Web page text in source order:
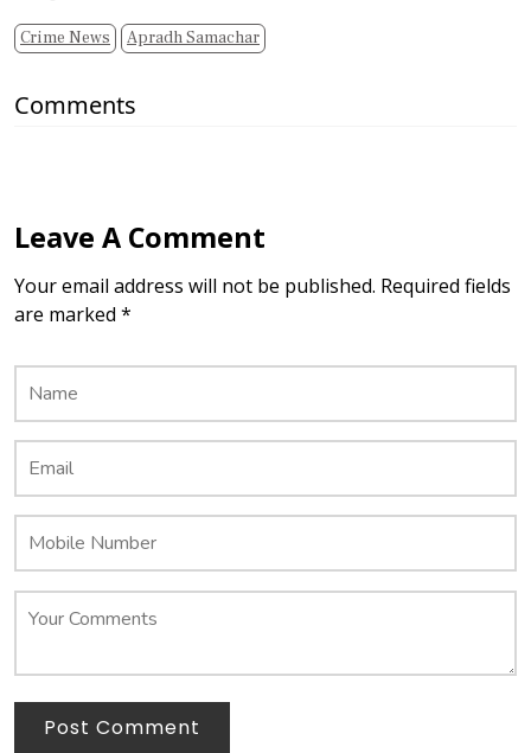
Crime News Apradh Samachar
Comments
Leave A Comment
Your email address will not be published. Required fields
are marked *
Post Comment